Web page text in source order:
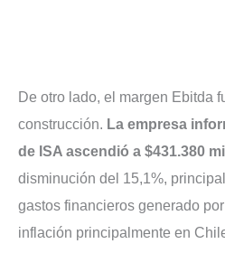
De otro lado, el margen Ebitda
construcción. La empresa
de ISA ascendió a $431.380
disminución del 15,1%,
gastos financieros generado
inflación principalmente en